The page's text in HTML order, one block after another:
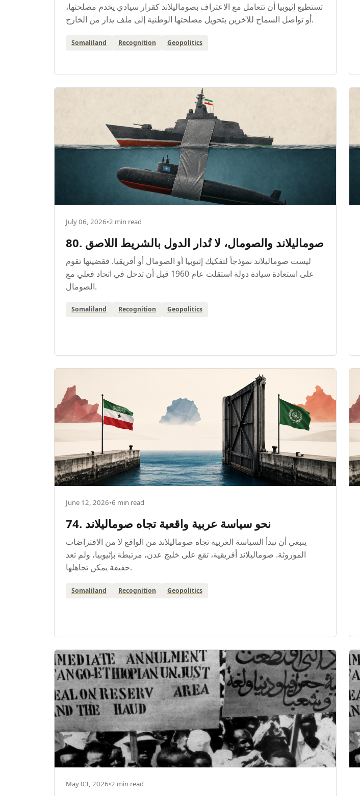
تستطيع إثيوبيا أن تتعامل مع الاعتراف بصوماليلاند كقرار سيادي يخدم مصلحتها،
أو تواصل السماح للآخرين بتحويل مصلحتها الوطنية إلى ملف يدار من الخارج.
Somaliland Recognition Geopolitics
July 06, 2026•2 min read
80. صوماليلاند والصومال، لا تُدار الدول بالشريط اللاصق
ليست صوماليلاند نموذجاً لتفكيك إثيوبيا أو الصومال أو أفريقيا. فقضيتها تقوم
على استعادة سيادة دولة استقلت عام 1960 قبل أن تدخل في اتحاد فعلي مع
الصومال.
Somaliland Recognition Geopolitics
June 12, 2026•6 min read
74. نحو سياسة عربية واقعية تجاه صوماليلاند
ينبغي أن تبدأ السياسة العربية تجاه صوماليلاند من الواقع لا من الافتراضات
الموروثة. صوماليلاند أفريقية، تقع على خليج عدن، مرتبطة بإثيوبيا، ولم تعد
حقيقة يمكن تجاهلها.
Somaliland Recognition Geopolitics
May 03, 2026•2 min read